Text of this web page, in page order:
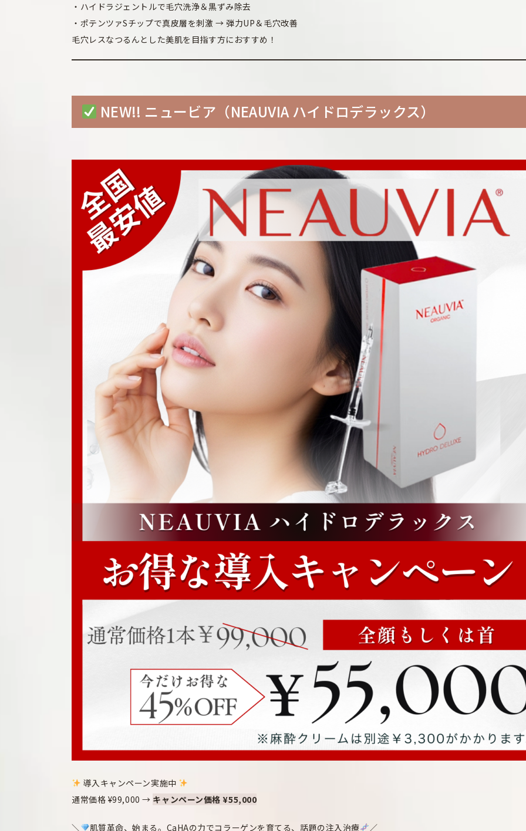
・ハイドラジェントルで毛穴洗浄＆黒ずみ除去
・ポテンツァSチップで真皮層を刺激 → 弾力UP＆毛穴改善
毛穴レスなつるんとした美肌を目指す方におすすめ！
NEW!! ニュービア（NEAUVIA ハイドロデラックス）
導入キャンペーン実施中
通常価格 ¥99,000 → キャンペーン価格 ¥55,000
＼ 肌質革命、始まる。CaHAの力でコラーゲンを育てる、話題の注入治療 ／